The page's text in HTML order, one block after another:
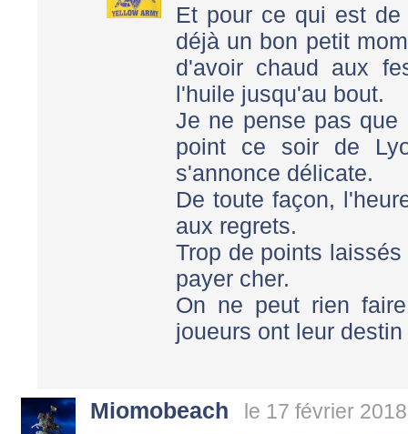
Et pour ce qui est
déjà un bon petit
d'avoir chaud aux
l'huile jusqu'au bout.
Je ne pense pas que
point ce soir de
s'annonce délicate.
De toute façon,
aux regrets.
Trop de points
payer cher.
On ne peut rien
joueurs ont leur
Miomobeach le 17 février